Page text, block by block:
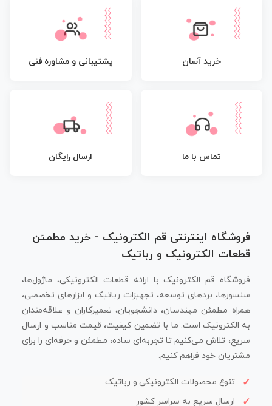
خرید آسان پشتیبانی و مشاوره فنی
تماس با ما ارسال رایگان
فروشگاه اینترنتی قم الکترونیک - خرید مطمئن
قطعات الکترونیک و رباتیک
فروشگاه قم الکترونیک با ارائه قطعات الکترونیکی، ماژول‌ها،
سنسورها، بردهای توسعه، تجهیزات رباتیک و ابزارهای تخصصی،
همراه مطمئن مهندسان، دانشجویان، تعمیرکاران و علاقه‌مندان
به الکترونیک است. ما با تضمین کیفیت، قیمت مناسب و ارسال
سریع، تلاش می‌کنیم تا تجربه‌ای ساده، مطمئن و حرفه‌ای را برای
مشتریان خود فراهم کنیم.
تنوع محصولات الکترونیکی و رباتیک
ارسال سریع به سراسر کشور